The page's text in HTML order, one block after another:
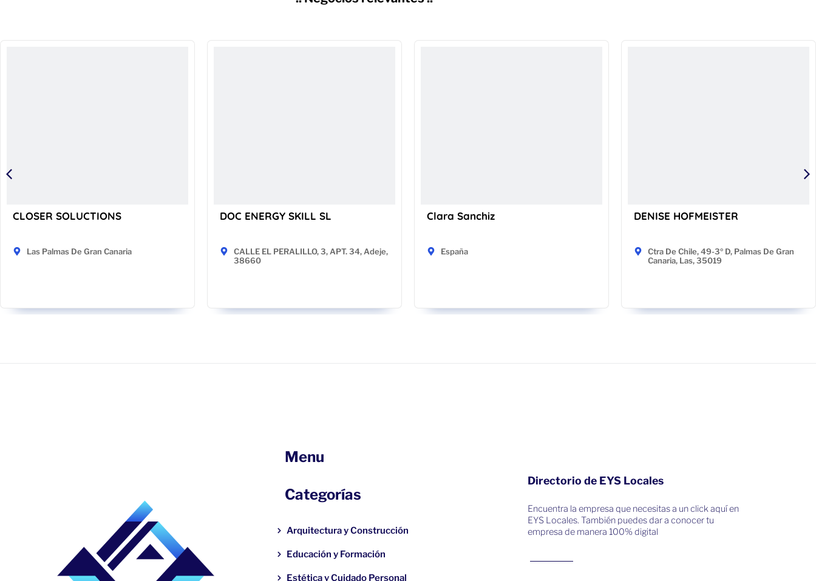
CLOSER SOLUCTIONS
Las Palmas De Gran Canaria
DOC ENERGY SKILL SL
CALLE EL PERALILLO, 3, APT. 34, Adeje,
38660
Clara Sanchiz
España
DENISE HOFMEISTER
Ctra De Chile, 49-3º D, Palmas De Gran
Canaria, Las, 35019
Menu
Categorías
Arquitectura y Construcción
Educación y Formación
Estética y Cuidado Personal
Directorio de EYS Locales
Encuentra la empresa que necesitas a un click aquí en
EYS Locales. También puedes dar a conocer tu
empresa de manera 100% digital